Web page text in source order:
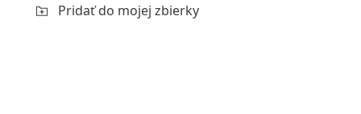
Pridať do mojej zbierky